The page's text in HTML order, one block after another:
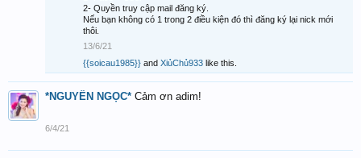
2- Quyền truy cập mail đăng ký.
Nếu bạn không có 1 trong 2 điều kiện đó thì đăng ký lại nick mới
thôi.
13/6/21
{{soicau1985}} and XiủChủ933 like this.
*NGUYÊN NGỌC* Cảm ơn adim!
6/4/21